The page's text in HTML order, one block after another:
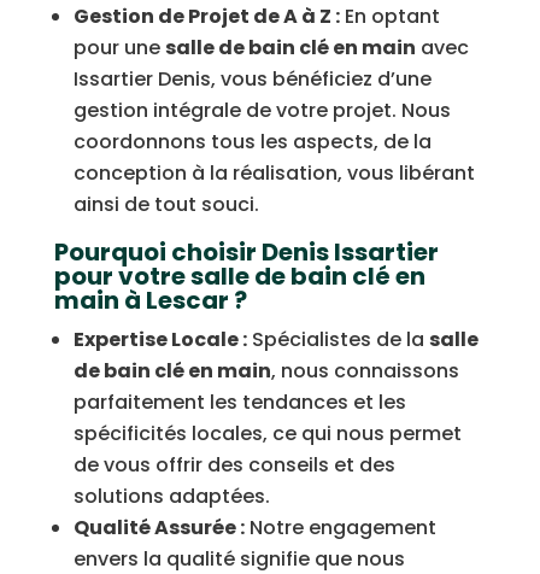
Gestion de Projet de A à Z :En optant
pour une salle de bain clé en main avec
Issartier Denis, vous bénéficiez d’une
gestion intégrale de votre projet. Nous
coordonnons tous les aspects, de la
conception à la réalisation, vous libérant
ainsi de tout souci.
Pourquoi choisir DenisIssartier
pour votre salle de bain clé en
main à Lescar ?
Expertise Locale :Spécialistes de la salle
de bain clé en main, nous connaissons
parfaitement les tendances et les
spécificités locales, ce qui nous permet
de vous offrir des conseils et des
solutions adaptées.
Qualité Assurée :Notre engagement
envers la qualité signifie que nous